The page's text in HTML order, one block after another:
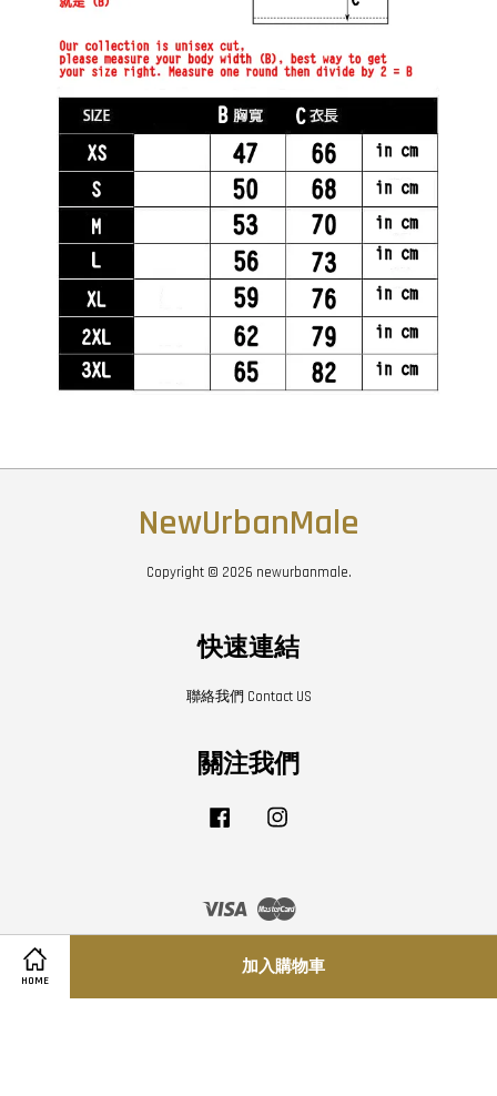
HOME
加入購物車
NewUrbanMale
Copyright © 2026 newurbanmale.
快速連結
聯絡我們 Contact US
關注我們
Facebook
Visa Master